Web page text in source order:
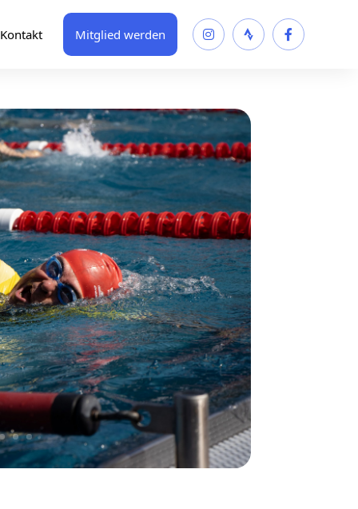
Kontakt Mitglied werden